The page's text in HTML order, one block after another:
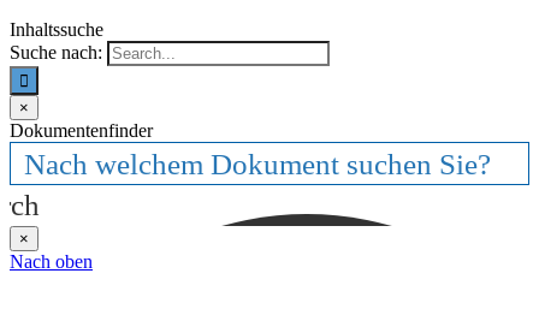
Inhaltssuche
Suche nach:
×
Dokumentenfinder
×
Nach oben